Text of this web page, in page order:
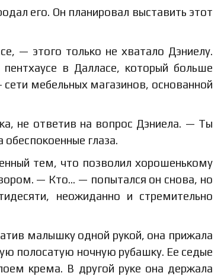
его. Он планировал выставить этот
— этого только не хватало Дэниелу.
в Далласе, который больше
мебельных магазинов, основанной
не ответив на вопрос Дэниела. — Ты
глаза.
тем, что позволил хорошенькому
— Кто… — попытался он снова, но
неожиданно и стремительно
малышку одной рукой, она прижала
полосатую ночную рубашку. Ее седые
крема. В другой руке она держала